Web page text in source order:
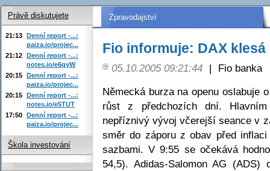
Zpravodajství
Fio informuje: DAX
05.10.2005 09:21:44 |
Fio banka
Německá burza na openu oslabuje
růst z předchozích dní.
nepříznivý vývoj včerejší seance v
směr do záporu z obav před
sazbami. V 9:55 se očekává
54,5). Adidas-Salomon AG
Právě diskutujete
21:13 Denní report -...:
paiza.io/projec...
21:12 Denní report -...:
notes.io/e6qyW
20:15 Denní report -...:
paiza.io/projec...
20:15 Denní report -...:
notes.io/e5TUT
17:50 Denní report -...:
paiza.io/projec...
Škola investování